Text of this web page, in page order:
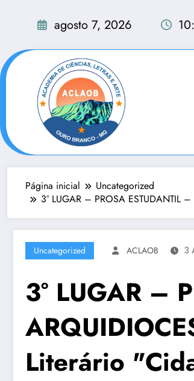
conteúdo
agosto 7, 2026
Página inicial
Uncategorized
3° LUGAR – PROSA
Uncategorized ACLAOB 3
3° LUGAR –
Literário